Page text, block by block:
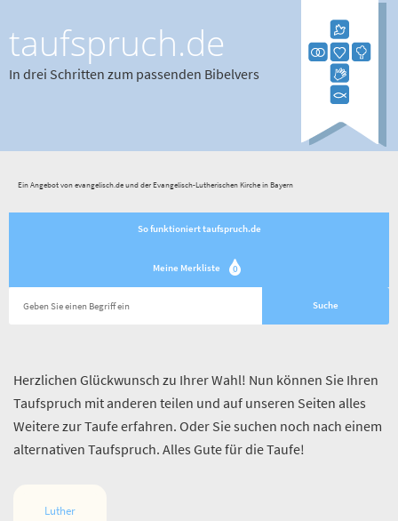
taufspruch.de
In drei Schritten zum passenden Bibelvers
Ein Angebot von evangelisch.de und der Evangelisch-Lutherischen Kirche in Bayern
So funktioniert taufspruch.de
Meine Merkliste 0
Herzlichen Glückwunsch zu Ihrer Wahl! Nun können Sie Ihren
Taufspruch mit anderen teilen und auf unseren Seiten alles
Weitere zur Taufe erfahren. Oder Sie suchen noch nach einem
alternativen Taufspruch. Alles Gute für die Taufe!
Luther